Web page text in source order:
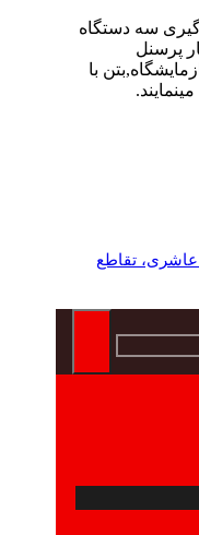
گیری سه دستگاه
تن در کنار پرسنل
با
عاشری، تقاطع